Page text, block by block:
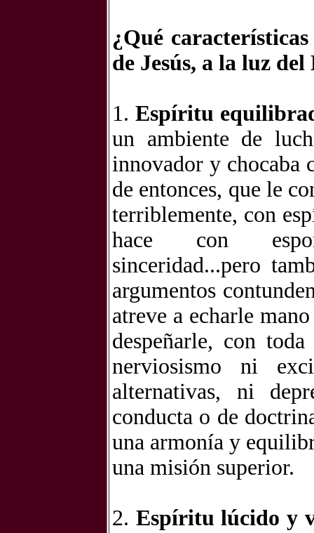
¿Qué
de Jesús, a la luz
1. Espíritu
un ambiente de
innovador y chocaba
de entonces, que le
terriblemente, con
hace con
sinceridad...pero
argumentos
atreve a echarle
despeñarle, con
nerviosismo ni
alternativas, ni
conducta o de
una armonía y
una misión superior.
2. Espíritu lúcido y